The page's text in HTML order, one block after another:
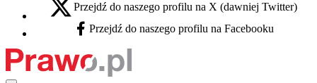
X - otwiera się w nowej karcie
Przejdź do naszego profilu na X (dawniej Twitter)
Facebook - otwiera się w nowej karcie
Przejdź do naszego profilu na Facebooku